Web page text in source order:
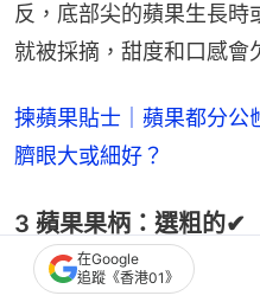
反，底部尖的蘋果生長時
就被採摘，甜度和口感會
揀蘋果貼士｜蘋果都分
臍眼大或細好？
3 蘋果果柄：選粗的
蘋果果柄粗表示其維管
在Google
追蹤《香港01》